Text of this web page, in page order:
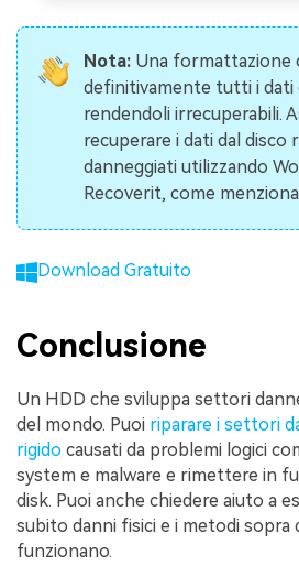
Nota:Una formattazione
definitivamente tutti i dati
rendendoli irrecuperabili.
recuperare i dati dal
danneggiati utilizzando
Recoverit, come
Download Gratuito
Conclusione
Un HDD che sviluppa settori
del mondo. Puoi riparare i settori
rigido causati da problemi logici
system e malware e rimettere in
disk. Puoi anche chiedere aiuto a
subito danni fisici e i metodi
funzionano.